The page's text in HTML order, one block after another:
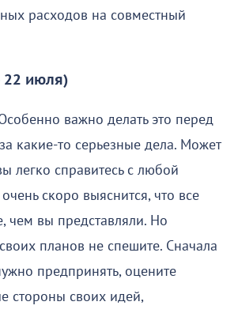
расходов на совместный
22 июля)
важно делать это перед
какие-то серьезные дела. Может
легко справитесь с любой
скоро выяснится, что все
чем вы представляли. Но
планов не спешите. Сначала
предпринять, оцените
стороны своих идей,